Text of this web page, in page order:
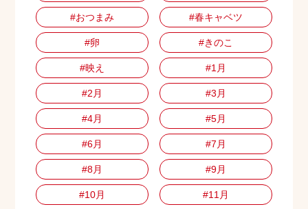
#おつまみ #春キャベツ
#卵 #きのこ
#映え #1月
#2月 #3月
#4月 #5月
#6月 #7月
#8月 #9月
#10月 #11月